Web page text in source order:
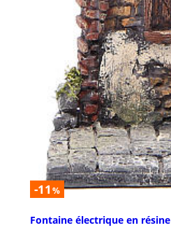
-11 %
Fontaine électrique en